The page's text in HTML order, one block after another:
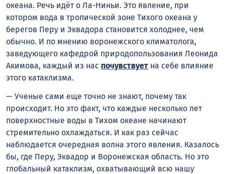
океана. Речь идёт о Ла-Ниньи. Это явление, при
котором вода в тропической зоне Тихого океана у
берегов Перу и Эквадора становится холоднее, чем
обычно. И по мнению воронежского климатолога,
заведующего кафедрой природопользования Леонида
Акимова, каждый из нас почувствует на себе влияние
этого катаклизма.
— Ученые сами еще точно не знают, почему так
происходит. Но это факт, что каждые несколько лет
поверхностные воды в Тихом океане начинают
стремительно охлаждаться. И как раз сейчас
наблюдается очередная волна этого явления. Казалось
бы, где Перу, Эквадор и Воронежская область. Но это
глобальный катаклизм, охватывающий всю нашу